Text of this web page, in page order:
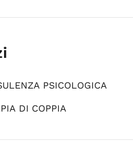
PSICOLOGICA
DI COPPIA